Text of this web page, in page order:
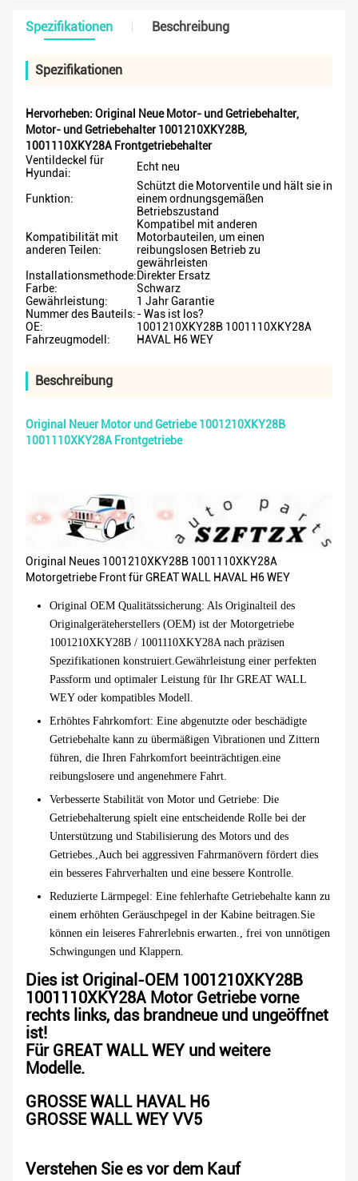
Spezifikationen Beschreibung
Spezifikationen
Hervorheben: Original Neue Motor- und Getriebehalter,
Motor- und Getriebehalter 1001210XKY28B,
1001110XKY28A Frontgetriebehalter
Ventildeckel für
Hyundai:
Echt neu
Funktion:
Schützt die Motorventile und hält sie in
einem ordnungsgemäßen
Betriebszustand
Kompatibilität mit
anderen Teilen:
Kompatibel mit anderen
Motorbauteilen, um einen
reibungslosen Betrieb zu
gewährleisten
Installationsmethode:Direkter Ersatz
Farbe:
Schwarz
Gewährleistung:
1 Jahr Garantie
Nummer des Bauteils:- Was ist los?
OE:
1001210XKY28B 1001110XKY28A
Fahrzeugmodell:
HAVAL H6 WEY
Beschreibung
Original Neuer Motor und Getriebe 1001210XKY28B
1001110XKY28A Frontgetriebe
Original Neues 1001210XKY28B 1001110XKY28A
Motorgetriebe Front für GREAT WALL HAVAL H6 WEY
Original OEM Qualitätssicherung: Als Originalteil des
Originalgeräteherstellers (OEM) ist der Motorgetriebe
1001210XKY28B / 1001110XKY28A nach präzisen
Spezifikationen konstruiert.Gewährleistung einer perfekten
Passform und optimaler Leistung für Ihr GREAT WALL
WEY oder kompatibles Modell.
Erhöhtes Fahrkomfort: Eine abgenutzte oder beschädigte
Getriebehalte kann zu übermäßigen Vibrationen und Zittern
führen, die Ihren Fahrkomfort beeinträchtigen.eine
reibungslosere und angenehmere Fahrt.
Verbesserte Stabilität von Motor und Getriebe: Die
Getriebehalterung spielt eine entscheidende Rolle bei der
Unterstützung und Stabilisierung des Motors und des
Getriebes.,Auch bei aggressiven Fahrmanövern fördert dies
ein besseres Fahrverhalten und eine bessere Kontrolle.
Reduzierte Lärmpegel : Eine fehlerhafte Getriebehalte kann zu
einem erhöhten Geräuschpegel in der Kabine beitragen.Sie
können ein leiseres Fahrerlebnis erwarten., frei von unnötigen
Schwingungen und Klappern.
Dies ist Original-OEM 1001210XKY28B
1001110XKY28A Motor Getriebe vorne
rechts links, das brandneue und ungeöffnet
ist!
Für GREAT WALL WEY und weitere
Modelle.
GROSSE WALL HAVAL H6
GROSSE WALL WEY VV5
Verstehen Sie es vor dem Kauf